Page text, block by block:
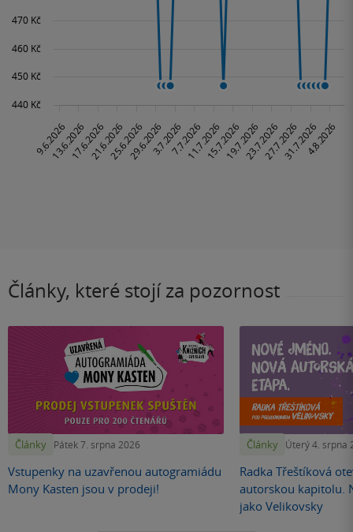
Články, které stojí za pozornost
Články Pátek 7. srpna 2026
Vstupenky na uzavřenou autogramiádu
Mony Kasten jsou v prodeji!
Články Úterý 4. srpna
Radka Třeštíková
autorskou kapitolu.
jako Velikovsky